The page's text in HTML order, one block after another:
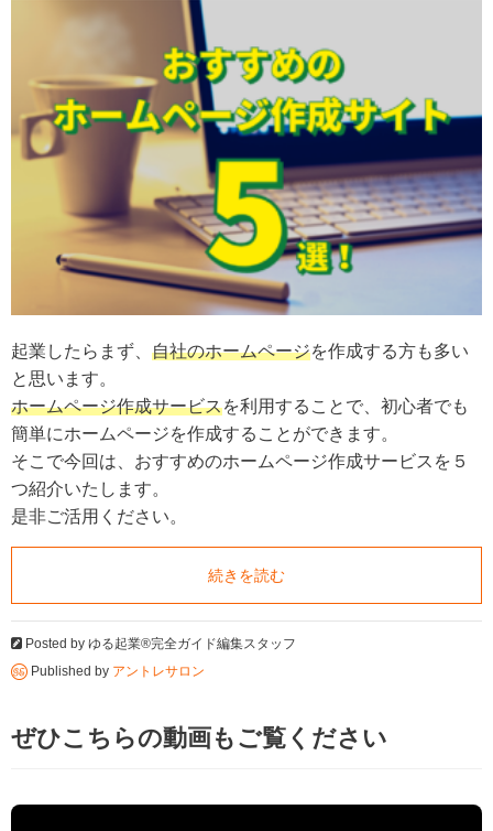
起業したらまず、 自社のホームページを作成する方も多い
と思います。
ホームページ作成サービスを利用することで、初心者でも
簡単にホームページを作成することができます。
そこで今回は、おすすめのホームページ作成サービスを５
つ紹介いたします。
是非ご活用ください。
続きを読む
Posted by ゆる起業®完全ガイド編集スタッフ
Published by アントレサロン
ぜひこちらの動画もご覧ください